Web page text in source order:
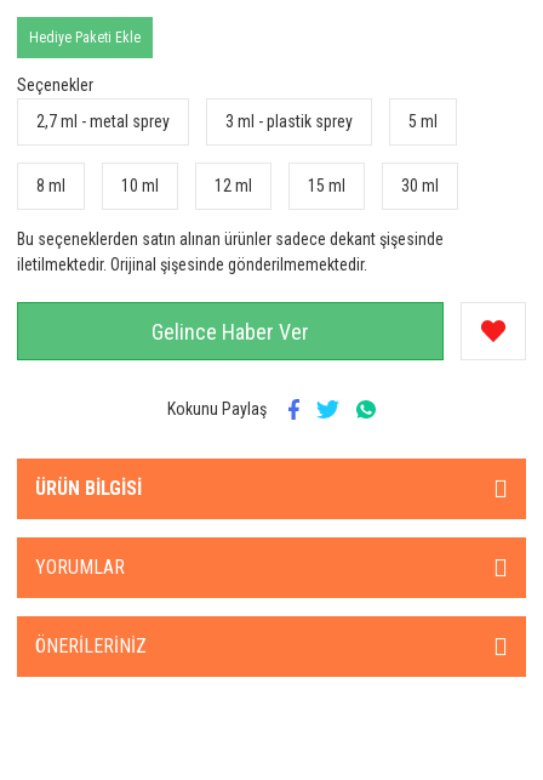
Hediye Paketi Ekle
Seçenekler
2,7 ml - metal sprey
3 ml - plastik sprey 5 ml
8 ml 10 ml 12 ml 15 ml 30 ml
Bu seçeneklerden satın alınan ürünler sadece dekant şişesinde
iletilmektedir. Orijinal şişesinde gönderilmemektedir.
Gelince Haber Ver
Kokunu Paylaş
ÜRÜN BILGISI
YORUMLAR
ÖNERILERINIZ